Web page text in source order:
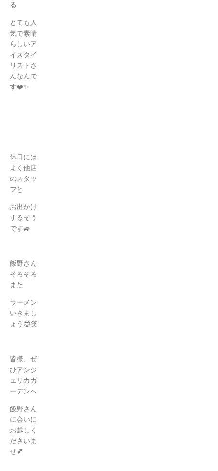
る
とても人
気で素晴
らしいア
イスタイ
リストさ
んなんで
す❤️✨
休日には
よく他店
のスタッ
フと
お出かけ
するそう
です🚙
飯野さん
そろそろ
また
ラーメン
いきまし
ょう 😍笑
皆様、ぜ
ひアンジ
ェリカガ
ーデンへ
飯野さん
に会いに
お越しく
ださいま
せ💕